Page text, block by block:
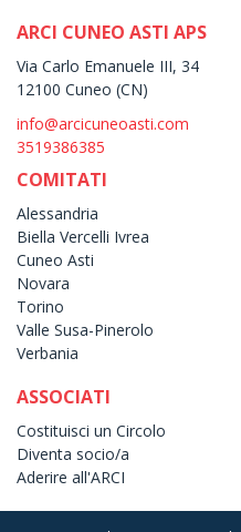
ARCI CUNEO ASTI APS
Via Carlo Emanuele III, 34
12100 Cuneo (CN)
info@arcicuneoasti.com
3519386385
COMITATI
Alessandria
Biella Vercelli Ivrea
Cuneo Asti
Novara
Torino
Valle Susa-Pinerolo
Verbania
ASSOCIATI
Costituisci un Circolo
Diventa socio/a
Aderire all'ARCI